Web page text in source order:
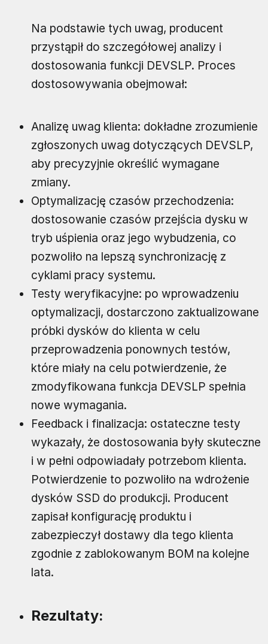
Na podstawie tych uwag, producent
przystąpił do szczegółowej analizy i
dostosowania funkcji DEVSLP. Proces
dostosowywania obejmował:
Analizę uwag klienta: dokładne zrozumienie
zgłoszonych uwag dotyczących DEVSLP,
aby precyzyjnie określić wymagane
zmiany.
Optymalizację czasów przechodzenia:
dostosowanie czasów przejścia dysku w
tryb uśpienia oraz jego wybudzenia, co
pozwoliło na lepszą synchronizację z
cyklami pracy systemu.
Testy weryfikacyjne: po wprowadzeniu
optymalizacji, dostarczono zaktualizowane
próbki dysków do klienta w celu
przeprowadzenia ponownych testów,
które miały na celu potwierdzenie, że
zmodyfikowana funkcja DEVSLP spełnia
nowe wymagania.
Feedback i finalizacja: ostateczne testy
wykazały, że dostosowania były skuteczne
i w pełni odpowiadały potrzebom klienta.
Potwierdzenie to pozwoliło na wdrożenie
dysków SSD do produkcji. Producent
zapisał konfigurację produktu i
zabezpieczył dostawy dla tego klienta
zgodnie z zablokowanym BOM na kolejne
lata.
Rezultaty: